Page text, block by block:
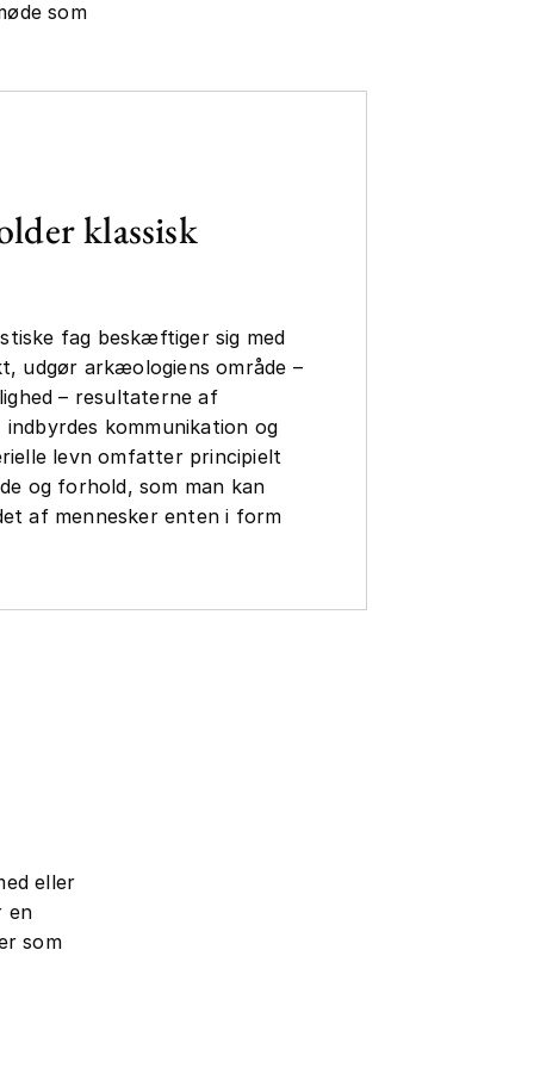
som
klassisk
fag beskæftiger sig med
udgør arkæologiens område –
– resultaterne af
kommunikation og
levn omfatter principielt
og forhold, som man kan
af mennesker enten i form
eller
en
som